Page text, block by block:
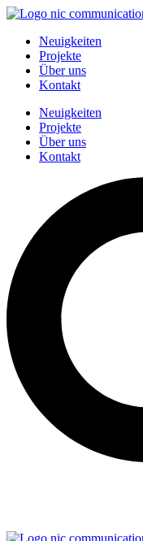
Zum
springenNeuigkeiten
Projekte
Über uns
Kontakt
Neuigkeiten
Projekte
Über uns
Kontakt